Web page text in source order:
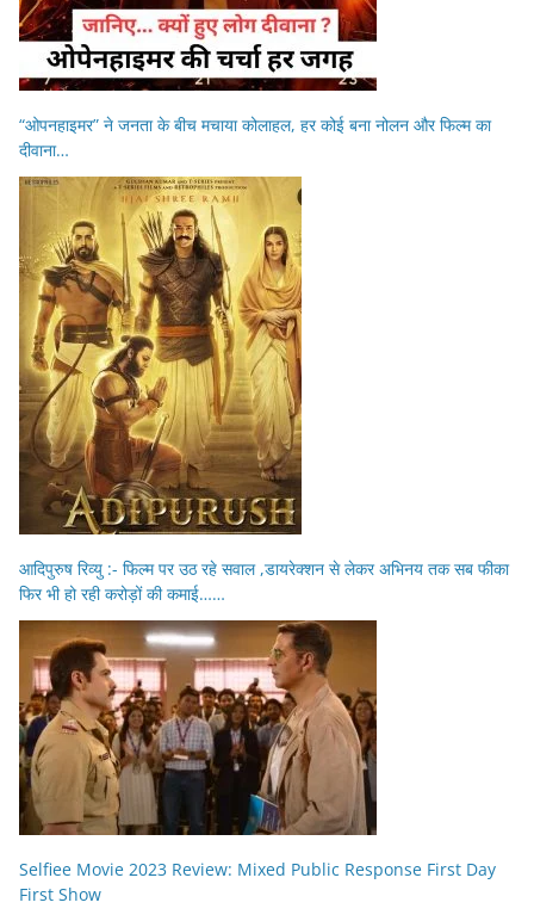
“ओपनहाइमर” ने जनता के बीच मचाया कोलाहल, हर कोई बना नोलन और फिल्म का
दीवाना…
आदिपुरुष रिव्यु :- फिल्म पर उठ रहे सवाल ,डायरेक्शन से लेकर अभिनय तक सब फीका
फिर भी हो रही करोड़ों की कमाई……
Selfiee Movie 2023 Review: Mixed Public Response First Day
First Show